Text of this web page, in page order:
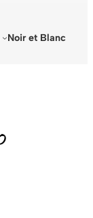
Noir et Blanc